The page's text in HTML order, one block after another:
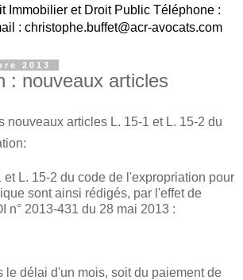
Immobilier et Droit Public Téléphone :
: christophe.buffet@acr-avocats.com
2013
: nouveaux articles
nouveaux articles L. 15-1 et L. 15-2 du
et L. 15-2 du code de l'expropriation pour
sont ainsi rédigés, par l'effet de
n° 2013-431 du 28 mai 2013 :
le délai d'un mois, soit du paiement de